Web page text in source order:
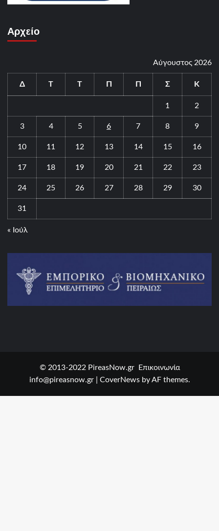
Αρχείο
Αύγουστος 2026
Δ Τ Τ Π Π Σ Κ
1 2
3 4 5 6 7 8 9
10 11 12 13 14 15 16
17 18 19 20 21 22 23
24 25 26 27 28 29 30
31
« Ιούλ
© 2013-2022 PireasNow.gr Επικοινωνία
info@pireasnow.gr
CoverNewsby AF themes.